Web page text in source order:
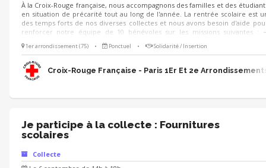
À la Croix-Rouge française, nous accompagnons des familles et des
en situation de précarité tout au long de l'année. La rentrée scolaire est
des temps forts de nos diverses collectes et nous avons besoin d'aide
renforcer notre équipe de 10 bénévoles sur les missions suivantes :
Participer à la collecte de produits scolaires ➔ Communiquer auprès
clients sur l'utilisation des dons ➔ Soutenir l’organisation de l’évènement
travailler en équipe ? Rejoins-nous ! 😀
1er arrondissement (75) • Ponctuel • Solidarité / Insertion
Croix-Rouge Française - Paris 1Er Et 2e
Je participe à la collecte : Fournitures
scolaires
Collecte